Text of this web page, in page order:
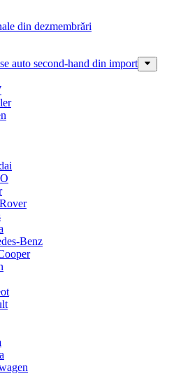
auto second-hand din import
Benz